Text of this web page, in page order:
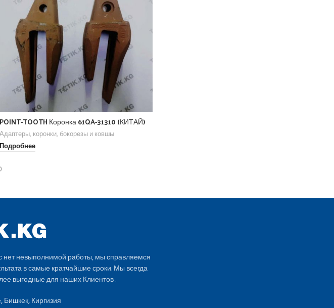
POINT-TOOTH Коронка 61QA-31310 (КИТАЙ)
Адаптеры, коронки, бокорезы и ковшы
Подробнее
нет невыполнимой работы, мы справляемся
в самые кратчайшие сроки. Мы всегда
выгодные для наших Клиентов .
Бишкек, Киргизия